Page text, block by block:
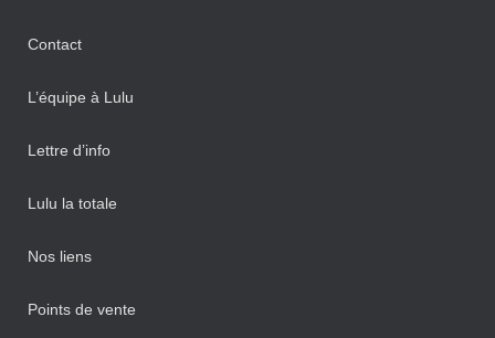
Contact
L’équipe à Lulu
Lettre d’info
Lulu la totale
Nos liens
Points de vente